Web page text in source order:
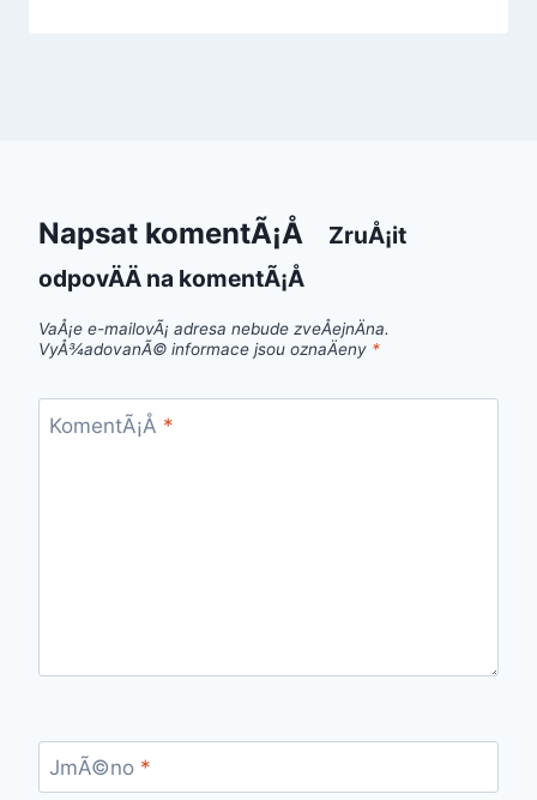
Napsat komentÃ¡Å
ZruÅ¡it
odpovÄÄ na komentÃ¡Å
VaÅ¡e e-mailovÃ¡ adresa nebude zveÅejnÄna.
VyÅ¾adovanÃ© informace jsou oznaÄeny *
KomentÃ¡Å *
JmÃ©no *